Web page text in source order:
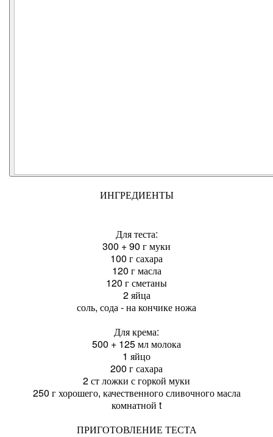
ИНГРЕДИЕНТЫ
Для теста:
300 + 90 г муки
100 г сахара
120 г масла
120 г сметаны
2 яйца
соль, сода - на кончике ножа
Для крема:
500 + 125 мл молока
1 яйцо
200 г сахара
2 ст ложки с горкой муки
250 г хорошего, качественного сливочного масла
комнатной t
ПРИГОТОВЛЕНИЕ ТЕСТА